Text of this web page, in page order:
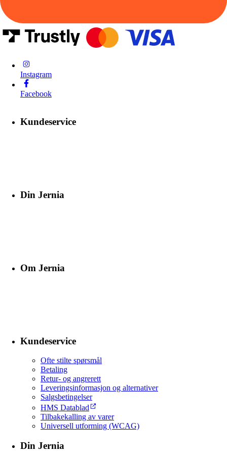
Instagram
Facebook
Kundeservice
Din Jernia
Om Jernia
Kundeservice
Ofte stilte spørsmål
Betaling
Retur- og angrerett
Leveringsinformasjon og alternativer
Salgsbetingelser
HMS Datablad
Tilbakekalling av varer
Universell utforming (WCAG)
Din Jernia